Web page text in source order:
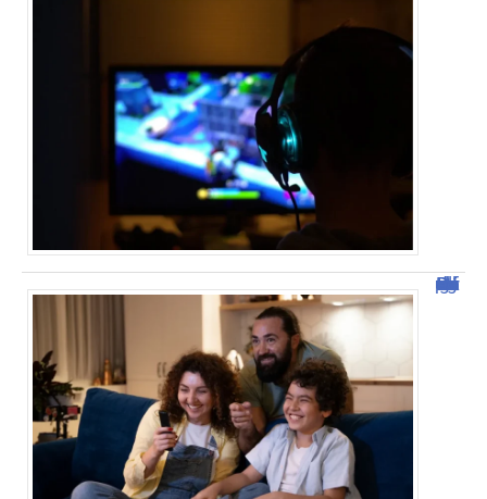
Découvrez Domgrav : la nouvelle plateforme de streaming